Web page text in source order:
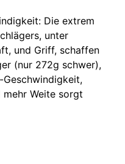
Die extrem
unter
und Griff, schaffen
(nur 272g schwer),
Weite sorgt